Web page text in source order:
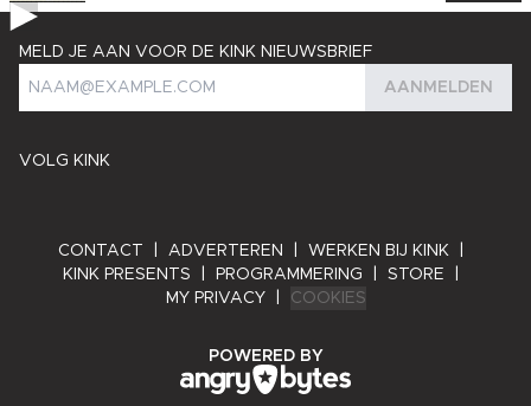
VOLG KINK
MELD JE AAN VOOR DE KINK NIEUWSBRIEF
AANMELDEN
CONTACT ADVERTEREN WERKEN BIJ KINK
KINK PRESENTS
PROGRAMMERING STORE
MY PRIVACY
COOKIES
POWERED BYANGRY BYTES